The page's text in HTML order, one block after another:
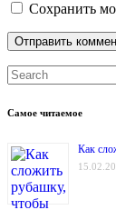
Сохранить
Самое читаемое
Как